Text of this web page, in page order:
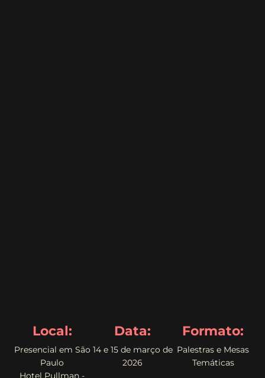
Local:
Presencial em São
Paulo
Hotel Pullman -
Data:
14 e 15 de março de
2026
Formato:
Palestras e Mesas
Temáticas